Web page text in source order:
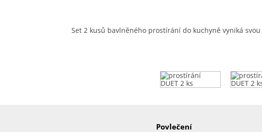
Set 2 kusů bavlněného prostírání do kuchyně vyniká
Povlečení